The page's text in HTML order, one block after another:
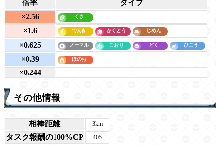
倍率
タイプ
×2.56
×1.6
×0.625
×0.39
×0.244
その他情報
相棒距離 3km
タスク報酬の100%CP 405